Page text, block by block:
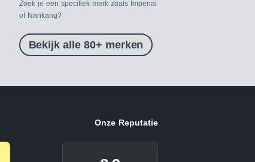
Zoek je een specifiek merk zoals Imperial
of Nankang?
Bekijk alle 80+ merken
Onze Reputatie